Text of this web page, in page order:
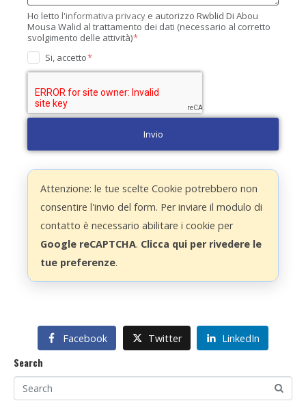
Ho letto l'informativa privacy e autorizzo Rwblid Di Abou
Mousa Walid al trattamento dei dati (necessario al corretto
svolgimento delle attività)
Si, accetto
Invio
Attenzione: le tue scelte Cookie potrebbero non
consentire l'invio del form. Per inviare il modulo di
contatto è necessario abilitare i cookie per
Google reCAPTCHA. Clicca qui per rivedere le
tue preferenze.
Facebook Twitter LinkedIn
Search